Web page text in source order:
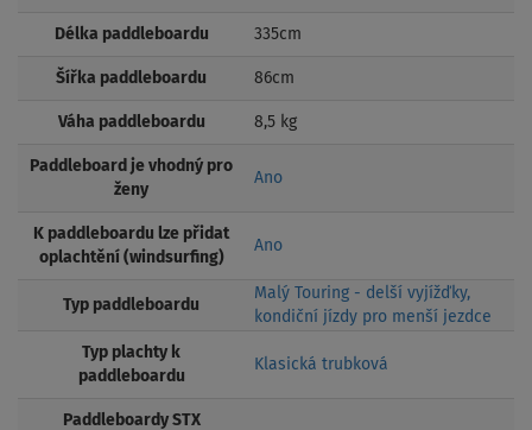
Délka paddleboardu 335cm
Šířka paddleboardu 86cm
Váha paddleboardu 8,5 kg
Paddleboard je vhodný pro
ženy
Ano
K paddleboardu lze přidat
oplachtění (windsurfing)
Ano
Typ paddleboardu
Malý Touring - delší vyjížďky,
kondiční jízdy pro menší jezdce
Typ plachty k
paddleboardu
Klasická trubková
Paddleboardy STX